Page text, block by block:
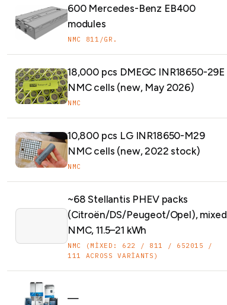
600 Mercedes-Benz EB400
modules
NMC 811/GR.
18,000 pcs DMEGC INR18650-29E
NMC cells (new, May 2026)
NMC
10,800 pcs LG INR18650-M29
NMC cells (new, 2022 stock)
NMC
~68 Stellantis PHEV packs
(Citroën/DS/Peugeot/Opel), mixed
NMC, 11.5–21 kWh
NMC (MIXED: 622 / 811 / 652015 /
111 ACROSS VARIANTS)
—